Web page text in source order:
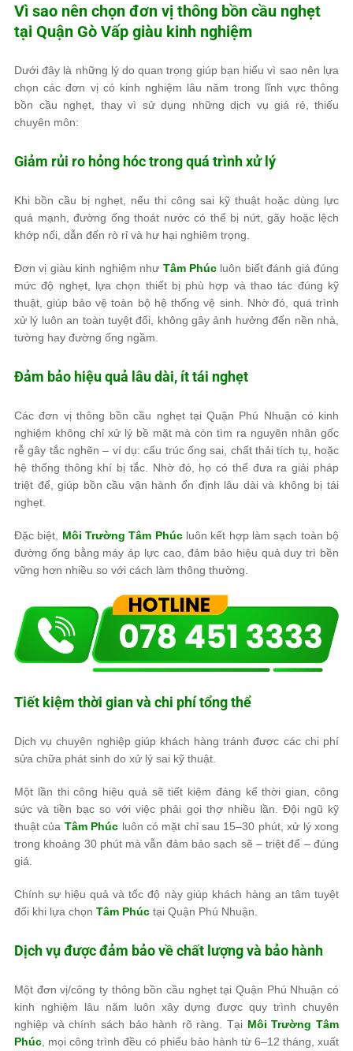
Vì sao nên chọn đơn vị thông bồn cầu nghẹt
tại Quận Gò Vấp giàu kinh nghiệm
Dưới đây là những lý do quan trọng giúp bạn hiểu vì sao nên lựa
chọn các đơn vị có kinh nghiệm lâu năm trong lĩnh vực thông
bồn cầu nghẹt, thay vì sử dụng những dịch vụ giá rẻ, thiếu
chuyên môn:
Giảm rủi ro hỏng hóc trong quá trình xử lý
Khi bồn cầu bị nghẹt, nếu thi công sai kỹ thuật hoặc dùng lực
quá mạnh, đường ống thoát nước có thể bị nứt, gãy hoặc lệch
khớp nối, dẫn đến rò rỉ và hư hại nghiêm trọng.
Đơn vị giàu kinh nghiệm như Tâm Phúcluôn biết đánh giá đúng
mức độ nghẹt, lựa chọn thiết bị phù hợp và thao tác đúng kỹ
thuật, giúp bảo vệ toàn bộ hệ thống vệ sinh. Nhờ đó, quá trình
xử lý luôn an toàn tuyệt đối, không gây ảnh hưởng đến nền nhà,
tường hay đường ống ngầm.
Đảm bảo hiệu quả lâu dài, ít tái nghẹt
Các đơn vị thông bồn cầu nghẹt tại Quận Phú Nhuận có kinh
nghiệm không chỉ xử lý bề mặt mà còn tìm ra nguyên nhân gốc
rễ gây tắc nghẽn – ví dụ: cấu trúc ống sai, chất thải tích tụ, hoặc
hệ thống thông khí bị tắc. Nhờ đó, họ có thể đưa ra giải pháp
triệt để, giúp bồn cầu vận hành ổn định lâu dài và không bị tái
nghẹt.
Đặc biệt, Môi Trường Tâm Phúcluôn kết hợp làm sạch toàn bộ
đường ống bằng máy áp lực cao, đảm bảo hiệu quả duy trì bền
vững hơn nhiều so với cách làm thông thường.
Tiết kiệm thời gian và chi phí tổng thể
Dịch vụ chuyên nghiệp giúp khách hàng tránh được các chi phí
sửa chữa phát sinh do xử lý sai kỹ thuật.
Một lần thi công hiệu quả sẽ tiết kiệm đáng kể thời gian, công
sức và tiền bạc so với việc phải gọi thợ nhiều lần. Đội ngũ kỹ
thuật của Tâm Phúc luôn có mặt chỉ sau 15–30 phút, xử lý xong
trong khoảng 30 phút mà vẫn đảm bảo sạch sẽ – triệt để – đúng
giá.
Chính sự hiệu quả và tốc độ này giúp khách hàng an tâm tuyệt
đối khi lựa chọn Tâm Phúc tại Quận Phú Nhuận.
Dịch vụ được đảm bảo về chất lượng và bảo hành
Một đơn vị/công ty thông bồn cầu nghẹt tại Quận Phú Nhuận có
kinh nghiệm lâu năm luôn xây dựng được quy trình chuyên
nghiệp và chính sách bảo hành rõ ràng. Tại Môi Trường Tâm
Phúc , mọi công trình đều có phiếu bảo hành từ 6–12 tháng, xuất